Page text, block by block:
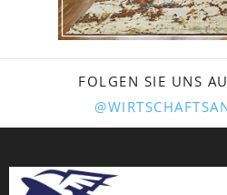
FOLGEN SIE UNS